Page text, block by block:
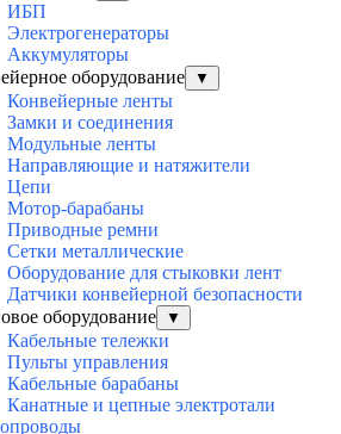
ИБП
Электрогенераторы
Аккумуляторы
оборудование
▼
Конвейерные ленты
Замки и соединения
Модульные ленты
Направляющие и натяжители
Цепи
Мотор-барабаны
Приводные ремни
Сетки металлические
Оборудование для стыковки лент
Датчики конвейерной безопасности
оборудование
▼
Кабельные тележки
Пульты управления
Кабельные барабаны
Канатные и цепные электротали